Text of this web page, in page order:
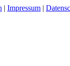
| Impressum |